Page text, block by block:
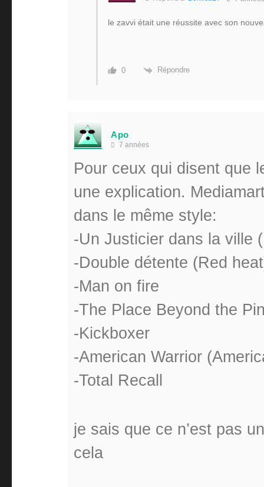
le zavvi était une réussite avec son
0 Répondre
Apo
7 années
Pour ceux qui disent que
une explication.
dans le même style:
-Un Justicier dans la ville
-Double détente (Red
-Man on fire
-The Place Beyond the
-Kickboxer
-American Warrior
-Total Recall
je sais que ce n’est pas
cela